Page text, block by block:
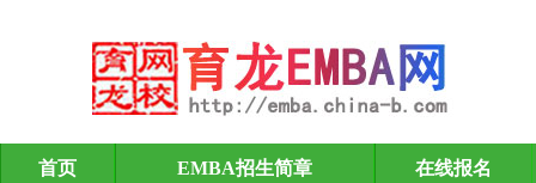
首页 EMBA招生简章 在线报名